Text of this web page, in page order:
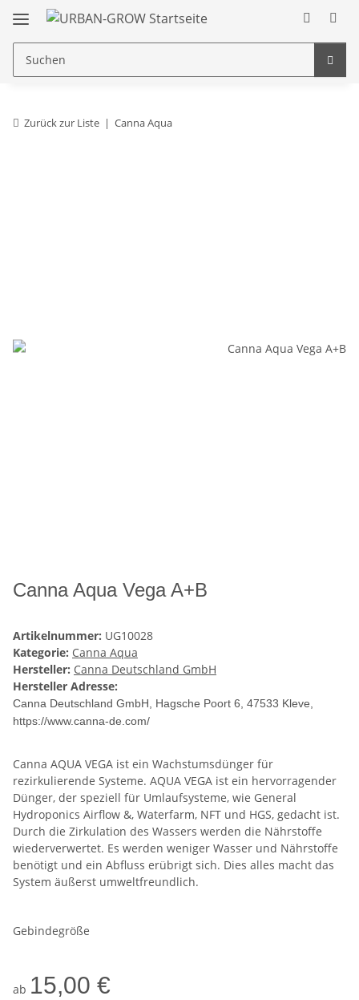
Zurück zur Liste Canna Aqua
Canna Aqua Vega A+B
Artikelnummer: UG10028
Kategorie: Canna Aqua
Hersteller: Canna Deutschland GmbH
Hersteller Adresse:
Canna Deutschland GmbH, Hagsche Poort 6, 47533 Kleve,
https://www.canna-de.com/
Canna AQUA VEGA ist ein Wachstumsdünger für
rezirkulierende Systeme. AQUA VEGA ist ein hervorragender
Dünger, der speziell für Umlaufsysteme, wie General
Hydroponics Airflow &, Waterfarm, NFT und HGS, gedacht ist.
Durch die Zirkulation des Wassers werden die Nährstoffe
wiederverwertet. Es werden weniger Wasser und Nährstoffe
benötigt und ein Abfluss erübrigt sich. Dies alles macht das
System äußerst umweltfreundlich.
Gebindegröße
ab 15,00 €